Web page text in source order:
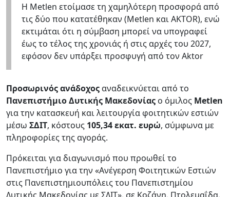
Η Metlen ετοίμασε τη χαμηλότερη προσφορά από
τις δύο που κατατέθηκαν (Metlen και AKTOR), ενώ
εκτιμάται ότι η σύμβαση μπορεί να υπογραφεί
έως το τέλος της χρονιάς ή στις αρχές του 2027,
εφόσον δεν υπάρξει προσφυγή από τον Aktor
Προσωρινός ανάδοχοςαναδεικνύεται από το
Πανεπιστήμιο Δυτικής Μακεδονίας ο όμιλος Metlen
για την κατασκευή και λειτουργία φοιτητικών εστιών
μέσω ΣΔΙΤ, κόστους 105,34 εκατ. ευρώ, σύμφωνα με
πληροφορίες της αγοράς.
Πρόκειται για διαγωνισμό που προωθεί το
Πανεπιστήμιο για την «Ανέγερση Φοιτητικών Εστιών
στις Πανεπιστημιουπόλεις του Πανεπιστημίου